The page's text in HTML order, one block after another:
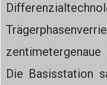
Die Basisstation